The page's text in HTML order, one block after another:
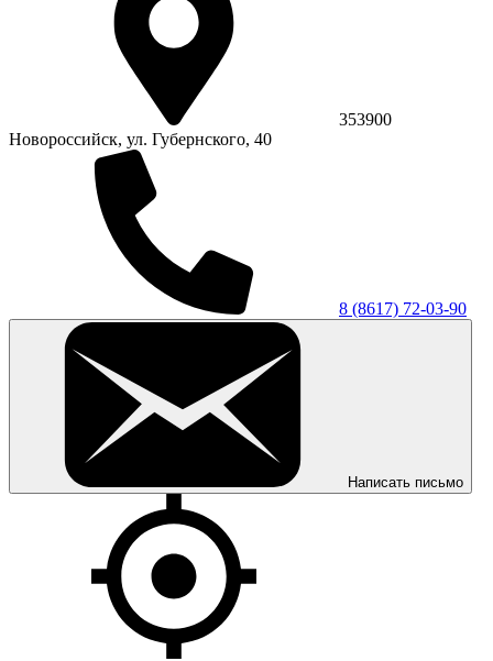
353900
Новороссийск, ул. Губернского, 40
8 (8617) 72-03-90
Написать письмо